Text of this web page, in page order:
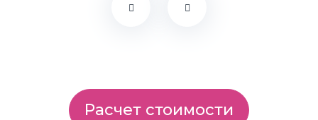
Расчет стоимости